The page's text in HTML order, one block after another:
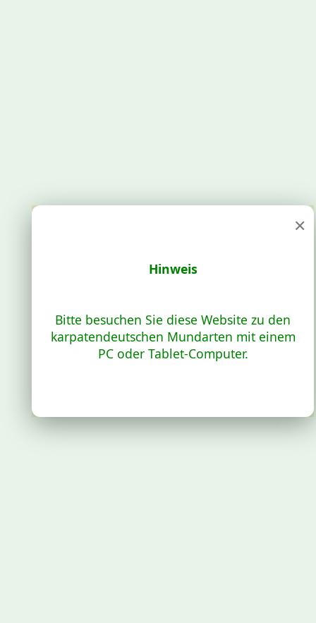
×
Hinweis
Bitte besuchen Sie diese Website zu den
karpatendeutschen Mundarten mit einem
PC oder Tablet-Computer.